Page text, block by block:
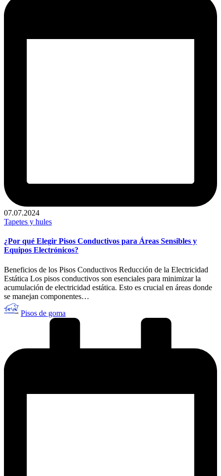
07.07.2024
Publicado
Tapetes y hules
¿Por qué Elegir Pisos Conductivos para Áreas Sensibles y
Equipos Electrónicos?
Beneficios de los Pisos Conductivos Reducción de la Electricidad
Estática Los pisos conductivos son esenciales para minimizar la
acumulación de electricidad estática. Esto es crucial en áreas donde
se manejan componentes…
Publicado
por
Pisos de goma